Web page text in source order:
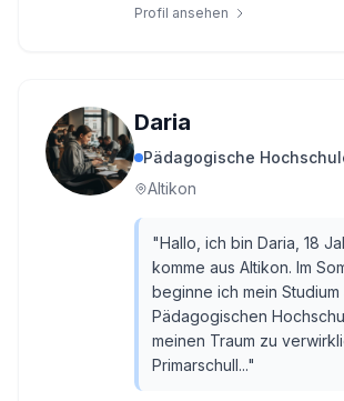
Profil ansehen
Daria
Pädagogische
Altikon
"Hallo, ich bin Daria, 18
komme aus Altikon. Im
beginne ich mein
Pädagogischen
meinen Traum zu
Primarschull..."